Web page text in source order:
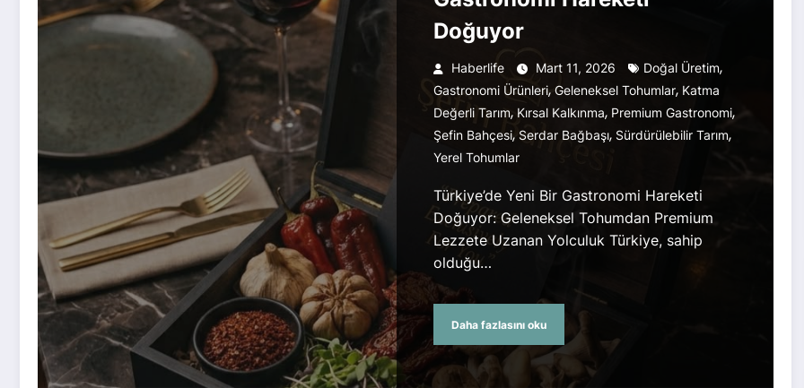
Doğuyor
Haberlife Mart 11, 2026 Doğal Üretim,
Gastronomi Ürünleri, Geleneksel Tohumlar, Katma
Değerli Tarım, Kırsal Kalkınma, Premium Gastronomi,
Şefin Bahçesi, Serdar Bağbaşı, Sürdürülebilir Tarım,
Yerel Tohumlar
Türkiye’de Yeni Bir Gastronomi Hareketi
Doğuyor: Geleneksel Tohumdan Premium
Lezzete Uzanan Yolculuk Türkiye, sahip
olduğu…
Daha fazlasını oku